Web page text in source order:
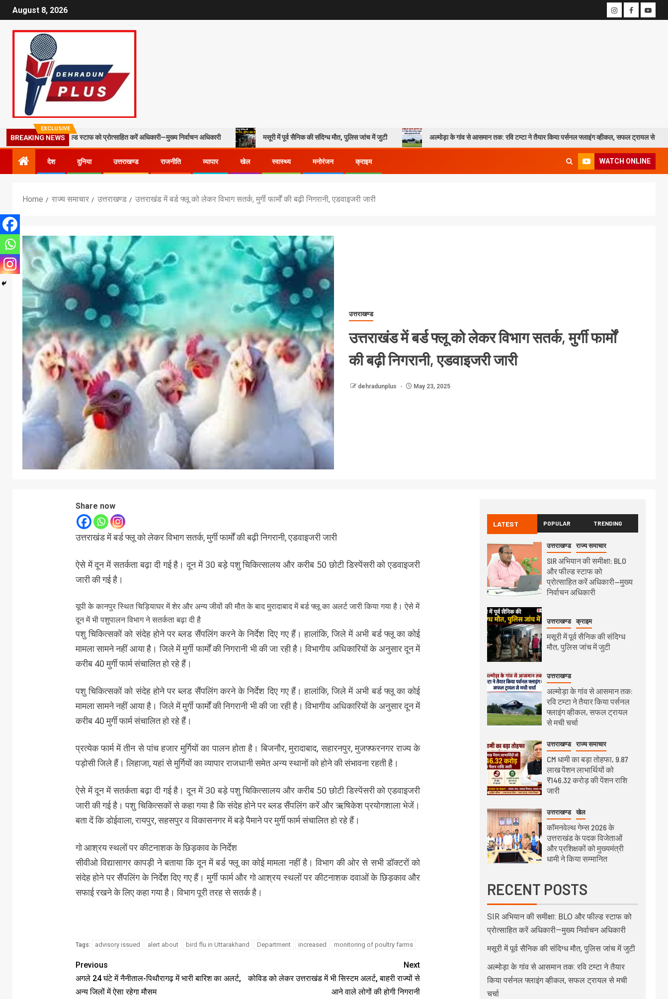
August 8, 2026
EXCLUSIVE
BREAKING NEWS
और फील्ड स्टाफ को प्रोत्साहित करें अधिकारी—मुख्य निर्वाचन अधिकारी मसूरी में पूर्व सैनिक की संदिग्ध मौत, पुलिस जांच में जुटी अल्मोड़ा के गांव से आसमान तक: रवि टम्टा ने तैयार किया पर्सनल फ्लाइंग व्हीकल, सफल ट्रायल से मची चर्चा
देश दुनिया उत्तराखण्ड राजनीति व्यापार खेल स्वास्थ्य मनोरंजन क्राइम WATCH ONLINE
Home राज्य समाचार उत्तराखण्ड उत्तराखंड में बर्ड फ्लू को लेकर विभाग सतर्क, मुर्गी फार्मों की बढ़ी निगरानी, एडवाइजरी जारी
उत्तराखण्ड
उत्तराखंड में बर्ड फ्लू को लेकर विभाग सतर्क, मुर्गी फार्मों
की बढ़ी निगरानी, एडवाइजरी जारी
dehradunplus May 23, 2025
Share now
उत्तराखंड में बर्ड फ्लू को लेकर विभाग सतर्क, मुर्गी फार्मों की बढ़ी निगरानी, एडवाइजरी जारी
ऐसे में दून में सतर्कता बढ़ा दी गई है। दून में 30 बड़े पशु चिकित्सालय और करीब 50 छोटी डिस्पेंसरी को एडवाइजरी
जारी की गई है।
यूपी के कानपुर स्थित चिड़ियाघर में शेर और अन्य जीवों की मौत के बाद मुरादाबाद में बर्ड फ्लू का अलर्ट जारी किया गया है। ऐसे में
दून में भी पशुपालन विभाग ने सतर्कता बढ़ा दी है
पशु चिकित्सकों को संदेह होने पर ब्लड सैंपलिंग करने के निर्देश दिए गए हैं। हालांकि, जिले में अभी बर्ड फ्लू का कोई
मामला सामने नहीं आया है। जिले में मुर्गी फार्मों की निगरानी भी की जा रही है। विभागीय अधिकारियों के अनुसार दून में
करीब 40 मुर्गी फार्म संचालित हो रहे हैं।
पशु चिकित्सकों को संदेह होने पर ब्लड सैंपलिंग करने के निर्देश दिए गए हैं। हालांकि, जिले में अभी बर्ड फ्लू का कोई
मामला सामने नहीं आया है। जिले में मुर्गी फार्मों की निगरानी भी की जा रही है। विभागीय अधिकारियों के अनुसार दून में
करीब 40 मुर्गी फार्म संचालित हो रहे हैं।
प्रत्येक फार्म में तीन से पांच हजार मुर्गियों का पालन होता है। बिजनौर, मुरादाबाद, सहारनपुर, मुजफ्फरनगर राज्य के
पड़ोसी जिले हैं। लिहाजा, यहां से मुर्गियों का व्यापार राजधानी समेत अन्य स्थानों को होने की संभावना रहती है।
ऐसे में दून में सतर्कता बढ़ा दी गई है। दून में 30 बड़े पशु चिकित्सालय और करीब 50 छोटी डिस्पेंसरी को एडवाइजरी
जारी की गई है। पशु चिकित्सकों से कहा गया है कि संदेह होने पर ब्लड सैंपलिंग करें और ऋषिकेश प्रयोगशाला भेजें।
बता दें कि डोईवाला, रायपुर, सहसपुर व विकासनगर में बड़े पैमाने पर मुर्गी फार्म संचालित हो रहे हैं।
गो आश्रय स्थलों पर कीटनाशक के छिड़काव के निर्देश
सीवीओ विद्यासागर कापड़ी ने बताया कि दून में बर्ड फ्लू का कोई मामला नहीं है। विभाग की ओर से सभी डॉक्टरों को
संदेह होने पर सैंपलिंग के निर्देश दिए गए हैं। मुर्गी फार्म और गो आश्रय स्थलों पर कीटनाशक दवाओं के छिड़काव और
सफाई रखने के लिए कहा गया है। विभाग पूरी तरह से सतर्क है।
Tags: advisory issued alert about bird flu in Uttarakhand Department increased monitoring of poultry farms
Previous
अगले 24 घंटे में नैनीताल-पिथौरागढ़ में भारी बारिश का अलर्ट,
अन्‍य जिलों में ऐसा रहेगा मौसम
Next
कोविड को लेकर उत्तराखंड में भी सिस्टम अलर्ट, बाहरी राज्यों से
आने वाले लोगों की होगी निगरानी
LATEST POPULAR TRENDING
उत्तराखण्ड राज्य समाचार
SIR अभियान की समीक्षा: BLO
और फील्ड स्टाफ को
प्रोत्साहित करें अधिकारी—मुख्य
निर्वाचन अधिकारी
उत्तराखण्ड क्राइम
मसूरी में पूर्व सैनिक की संदिग्ध
मौत, पुलिस जांच में जुटी
उत्तराखण्ड
अल्मोड़ा के गांव से आसमान तक:
रवि टम्टा ने तैयार किया पर्सनल
फ्लाइंग व्हीकल, सफल ट्रायल
से मची चर्चा
उत्तराखण्ड राज्य समाचार
CM धामी का बड़ा तोहफा, 9.87
लाख पेंशन लाभार्थियों को
₹146.32 करोड़ की पेंशन राशि
जारी
उत्तराखण्ड खेल
कॉमनवेल्थ गेम्स 2026 के
उत्तराखंड के पदक विजेताओं
और प्रशिक्षकों को मुख्यमंत्री
धामी ने किया सम्मानित
RECENT POSTS
SIR अभियान की समीक्षा: BLO और फील्ड स्टाफ को
प्रोत्साहित करें अधिकारी—मुख्य निर्वाचन अधिकारी
मसूरी में पूर्व सैनिक की संदिग्ध मौत, पुलिस जांच में जुटी
अल्मोड़ा के गांव से आसमान तक: रवि टम्टा ने तैयार
किया पर्सनल फ्लाइंग व्हीकल, सफल ट्रायल से मची
चर्चा